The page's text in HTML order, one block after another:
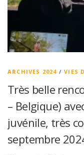
ARCHIVES 2024 /VIES
Très belle
– Belgique)
juvénile, très
septembre